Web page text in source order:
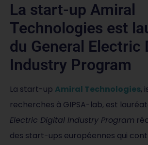
La start-up Amiral
Technologies est
du General Electric
Industry Program
La start-up Amiral Technologies,
recherches à GIPSA-lab, est
Electric Digital Industry Program
des start-ups européennes qui